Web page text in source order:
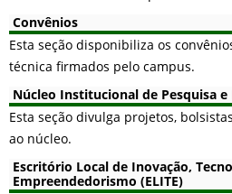
Convênios
Esta seção disponibiliza os
técnica firmados pelo campus.
Núcleo Institucional de Pesquisa e
Esta seção divulga projetos,
ao núcleo.
Escritório Local de Inovação,
Empreendedorismo (ELITE)